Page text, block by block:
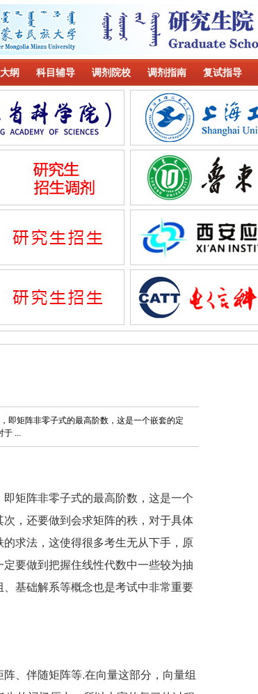
纲 科目辅导 调剂院校 调剂指南 复试指导
即矩阵非零子式的最高阶数，这是一个嵌套的定
于 ...
矩阵非零子式的最高阶数，这是一个
，还要做到会求矩阵的秩，对于具体
求法，这使得很多考生无从下手，原
要做到把握住线性代数中一些较为抽
基础解系等概念也是考试中非常重要
、伴随矩阵等.在向量这部分，向量组